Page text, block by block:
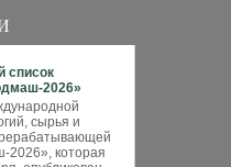
список
2026»
сырья и
которая